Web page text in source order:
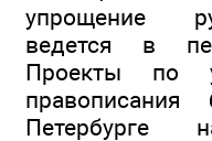
упрощение
ведется в
Проекты по
Петербурге